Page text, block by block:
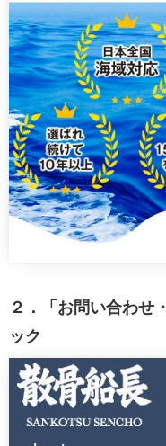
２．「お問い合わせ
ック